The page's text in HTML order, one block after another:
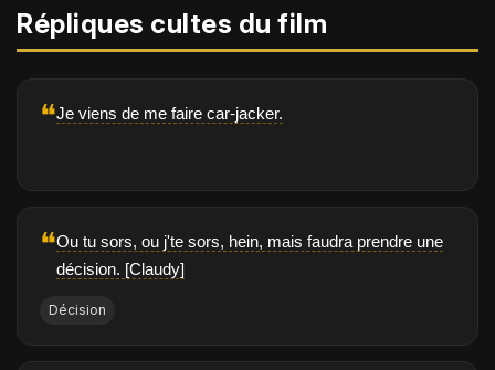
Répliques cultes du film
❝Je viens de me faire car-jacker.
❝Ou tu sors, ou j'te sors, hein, mais faudra prendre une
décision. [Claudy]
Décision